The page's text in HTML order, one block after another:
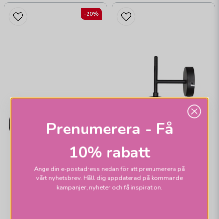
-20%
Prenumerera - Få
10% rabatt
Ange din e-postadress nedan för att prenumerera på
vårt nyhetsbrev. Håll dig uppdaterad på kommande
kampanjer, nyheter och få inspiration.